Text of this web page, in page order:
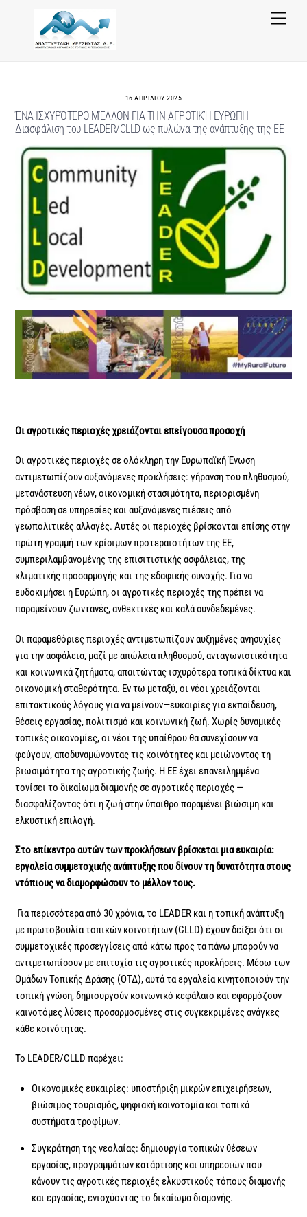
Menu
16 ΑΠΡΙΛΊΟΥ 2025
ΈΝΑ ΙΣΧΥΡΌΤΕΡΟ ΜΈΛΛΟΝ ΓΙΑ ΤΗΝ ΑΓΡΟΤΙΚΉ ΕΥΡΏΠΗ
Διασφάλιση του LEADER/CLLD ως πυλώνα της ανάπτυξης της ΕΕ
Οι αγροτικές περιοχές χρειάζονται επείγουσα προσοχή
Οι αγροτικές περιοχές σε ολόκληρη την Ευρωπαϊκή Ένωση
αντιμετωπίζουν αυξανόμενες προκλήσεις: γήρανση του πληθυσμού,
μετανάστευση νέων, οικονομική στασιμότητα, περιορισμένη
πρόσβαση σε υπηρεσίες και αυξανόμενες πιέσεις από
γεωπολιτικές αλλαγές. Αυτές οι περιοχές βρίσκονται επίσης στην
πρώτη γραμμή των κρίσιμων προτεραιοτήτων της ΕΕ,
συμπεριλαμβανομένης της επισιτιστικής ασφάλειας, της
κλιματικής προσαρμογής και της εδαφικής συνοχής. Για να
ευδοκιμήσει η Ευρώπη, οι αγροτικές περιοχές της πρέπει να
παραμείνουν ζωντανές, ανθεκτικές και καλά συνδεδεμένες.
Οι παραμεθόριες περιοχές αντιμετωπίζουν αυξημένες ανησυχίες
για την ασφάλεια, μαζί με απώλεια πληθυσμού, ανταγωνιστικότητα
και κοινωνικά ζητήματα, απαιτώντας ισχυρότερα τοπικά δίκτυα και
οικονομική σταθερότητα. Εν τω μεταξύ, οι νέοι χρειάζονται
επιτακτικούς λόγους για να μείνουν—ευκαιρίες για εκπαίδευση,
θέσεις εργασίας, πολιτισμό και κοινωνική ζωή. Χωρίς δυναμικές
τοπικές οικονομίες, οι νέοι της υπαίθρου θα συνεχίσουν να
φεύγουν, αποδυναμώνοντας τις κοινότητες και μειώνοντας τη
βιωσιμότητα της αγροτικής ζωής. Η ΕΕ έχει επανειλημμένα
τονίσει το δικαίωμα διαμονής σε αγροτικές περιοχές —
διασφαλίζοντας ότι η ζωή στην ύπαιθρο παραμένει βιώσιμη και
ελκυστική επιλογή.
Στο επίκεντρο αυτών των προκλήσεων βρίσκεται μια ευκαιρία:
εργαλεία συμμετοχικής ανάπτυξης που δίνουν τη δυνατότητα στους
ντόπιους να διαμορφώσουν το μέλλον τους.
Για περισσότερα από 30 χρόνια, το LEADER και η τοπική ανάπτυξη
με πρωτοβουλία τοπικών κοινοτήτων (CLLD) έχουν δείξει ότι οι
συμμετοχικές προσεγγίσεις από κάτω προς τα πάνω μπορούν να
αντιμετωπίσουν με επιτυχία τις αγροτικές προκλήσεις. Μέσω των
Ομάδων Τοπικής Δράσης (ΟΤΔ), αυτά τα εργαλεία κινητοποιούν την
τοπική γνώση, δημιουργούν κοινωνικό κεφάλαιο και εφαρμόζουν
καινοτόμες λύσεις προσαρμοσμένες στις συγκεκριμένες ανάγκες
κάθε κοινότητας.
Το LEADER/CLLD παρέχει:
Οικονομικές ευκαιρίες: υποστήριξη μικρών επιχειρήσεων,
βιώσιμος τουρισμός, ψηφιακή καινοτομία και τοπικά
συστήματα τροφίμων.
Συγκράτηση της νεολαίας: δημιουργία τοπικών θέσεων
εργασίας, προγραμμάτων κατάρτισης και υπηρεσιών που
κάνουν τις αγροτικές περιοχές ελκυστικούς τόπους διαμονής
και εργασίας, ενισχύοντας το δικαίωμα διαμονής.